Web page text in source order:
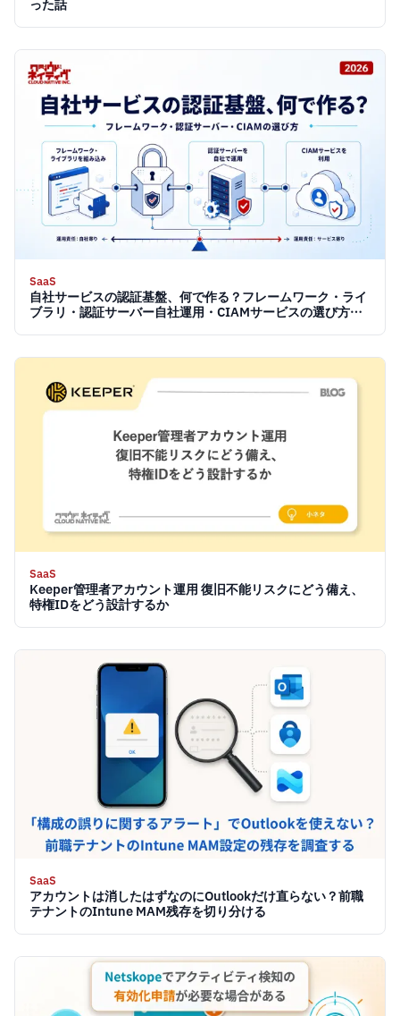
った話
SaaS
自社サービスの認証基盤、何で作る？フレームワーク・ライ
ブラリ・認証サーバー自社運用・CIAMサービスの選び方
SaaS
Keeper管理者アカウント運用 復旧不能リスクにどう備え、
特権IDをどう設計するか
SaaS
アカウントは消したはずなのにOutlookだけ直らない？前職
テナントのIntune MAM残存を切り分ける